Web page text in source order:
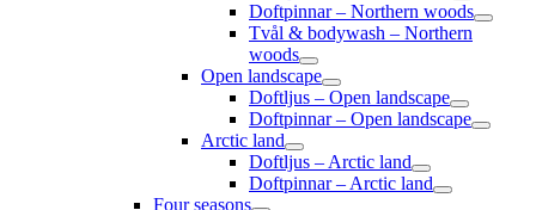
Doftpinnar – Northern woods
Tvål & bodywash – Northern
woods
Open landscape
Doftljus – Open landscape
Doftpinnar – Open landscape
Arctic land
Doftljus – Arctic land
Doftpinnar – Arctic land
Four seasons